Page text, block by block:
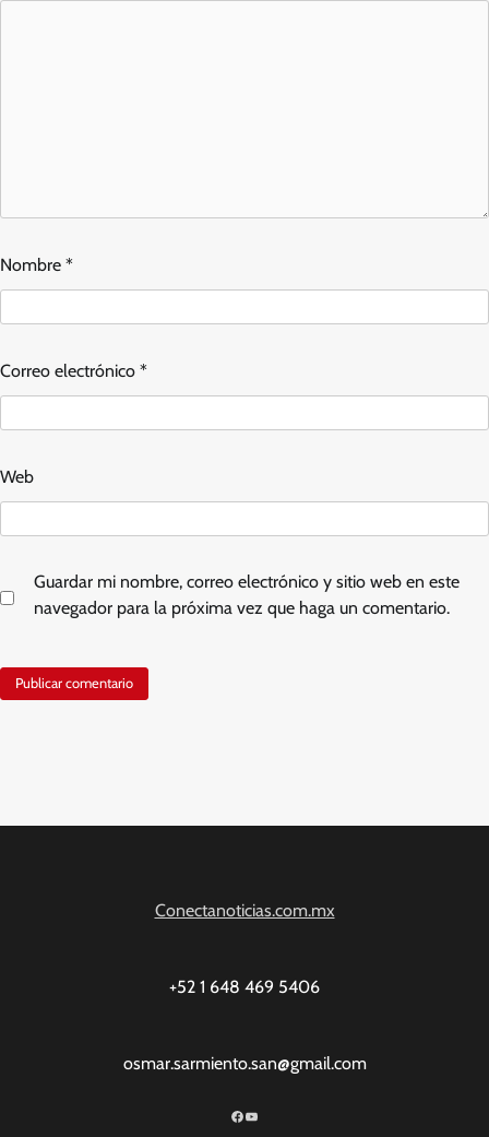
Nombre *
Correo electrónico *
Web
Guardar mi nombre, correo electrónico y sitio web en este
navegador para la próxima vez que haga un comentario.
Conectanoticias.com.mx
+52 1 648 469 5406
osmar.sarmiento.san@gmail.com
Facebook
YouTube